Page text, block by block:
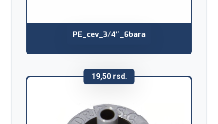
PE_cev_3/4″_6bara
19,50 rsd.